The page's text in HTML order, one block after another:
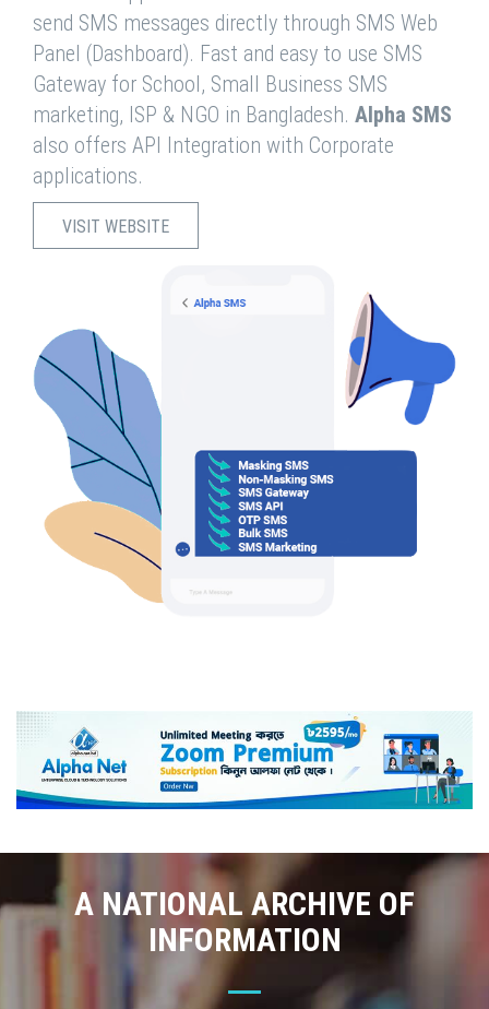
send SMS messages directly through SMS Web
Panel (Dashboard). Fast and easy to use SMS
Gateway for School, Small Business SMS
marketing, ISP & NGO in Bangladesh. Alpha SMS
also offers API Integration with Corporate
applications.
VISIT WEBSITE
A NATIONAL ARCHIVE OF
INFORMATION